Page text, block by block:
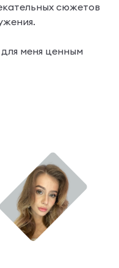
сюжетов
меня ценным